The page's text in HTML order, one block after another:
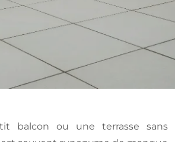
balcon ou une terrasse sans